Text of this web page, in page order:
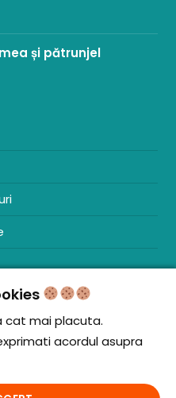
și pătrunjel
cat mai placuta.
acordul asupra